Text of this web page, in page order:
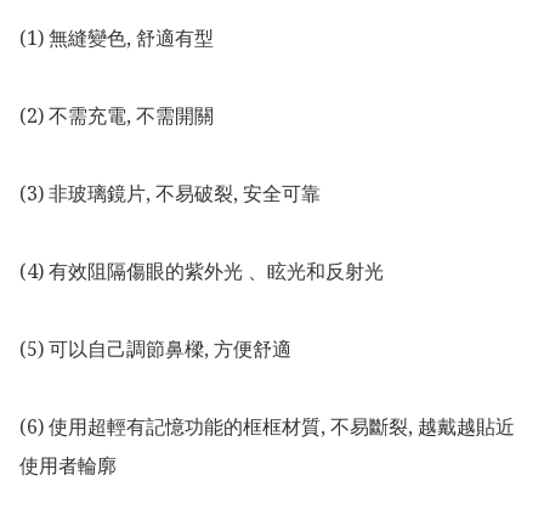
(1) 無縫變色, 舒適有型
(2) 不需充電, 不需開關
(3) 非玻璃鏡片, 不易破裂, 安全可靠
(4) 有效阻隔傷眼的紫外光 、眩光和反射光
(5) 可以自己調節鼻樑, 方便舒適
(6) 使用超輕有記憶功能的框框材質, 不易斷裂, 越戴越貼近
使用者輪廓